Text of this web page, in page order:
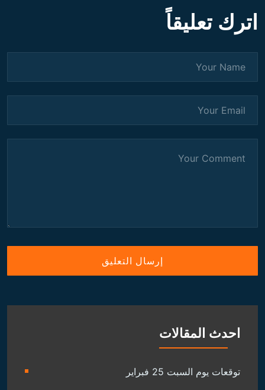
اترك تعليقاً
احدث المقالات
توقعات يوم السبت 25 فبراير